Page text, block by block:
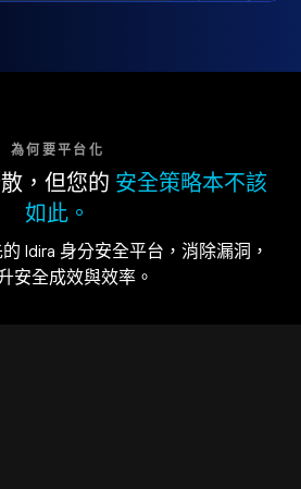
為何要平台化
，但您的 安全策略本不該
如此。
Idira 身分安全平台，消除漏洞，
安全成效與效率。